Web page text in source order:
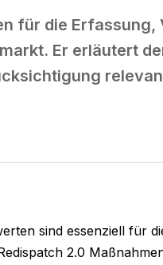
für die Erfassung,
Er erläutert
sind essenziell für
2.0